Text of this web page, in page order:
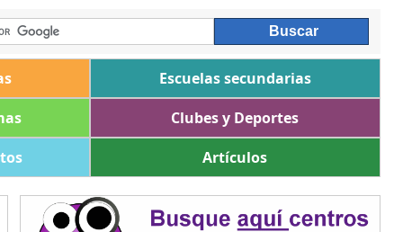
Escuelas secundarias
Clubes y Deportes
Artículos